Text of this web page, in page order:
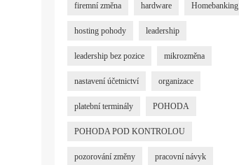
firemní změna hardware Homebanking
hosting pohody leadership
leadership bez pozice mikrozměna
nastavení účetnictví organizace
platební terminály POHODA
POHODA POD KONTROLOU
pozorování změny pracovní návyk